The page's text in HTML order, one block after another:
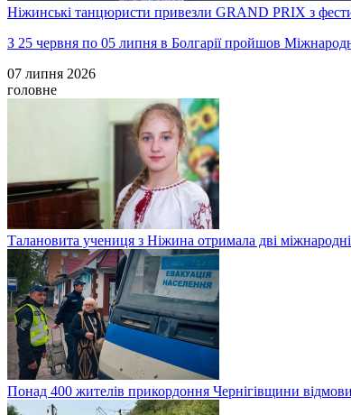
Ніжинські танцюристи привезли GRAND PRIX з
З 25 червня по 05 липня в Болгарії пройшов
07 липня 2026
головне
Талановита учениця з Ніжина отримала дві
Понад 400 жителів прикордоння Чернігівщини